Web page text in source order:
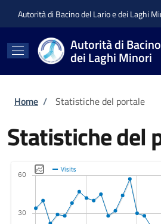
Autorità di Bacino del Lario e dei Laghi
Autorità di
dei Laghi Minori
Briciole di pane
Home / Statistiche del portale
Statistiche del